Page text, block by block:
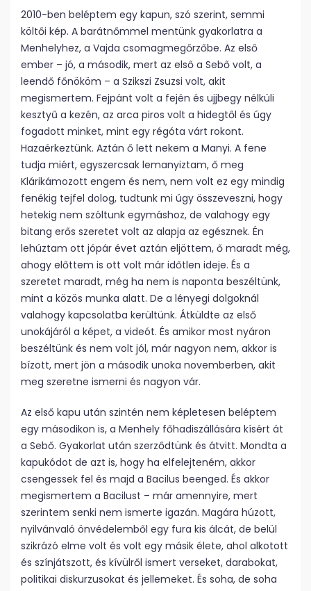
2010-ben beléptem egy kapun, szó szerint, semmi
költői kép. A barátnőmmel mentünk gyakorlatra a
Menhelyhez, a Vajda csomagmegőrzőbe. Az első
ember – jó, a második, mert az első a Sebő volt, a
leendő főnököm – a Szikszi Zsuzsi volt, akit
megismertem. Fejpánt volt a fején és ujjbegy nélküli
kesztyű a kezén, az arca piros volt a hidegtől és úgy
fogadott minket, mint egy régóta várt rokont.
Hazaérkeztünk. Aztán ő lett nekem a Manyi. A fene
tudja miért, egyszercsak lemanyiztam, ő meg
Klárikámozott engem és nem, nem volt ez egy mindig
fenékig tejfel dolog, tudtunk mi úgy összeveszni, hogy
hetekig nem szóltunk egymáshoz, de valahogy egy
bitang erős szeretet volt az alapja az egésznek. Én
lehúztam ott jópár évet aztán eljöttem, ő maradt még,
ahogy előttem is ott volt már időtlen ideje. És a
szeretet maradt, még ha nem is naponta beszéltünk,
mint a közös munka alatt. De a lényegi dolgoknál
valahogy kapcsolatba kerültünk. Átküldte az első
unokájáról a képet, a videót. És amikor most nyáron
beszéltünk és nem volt jól, már nagyon nem, akkor is
bízott, mert jön a második unoka novemberben, akit
meg szeretne ismerni és nagyon vár.
Az első kapu után szintén nem képletesen beléptem
egy másodikon is, a Menhely főhadiszállására kísért át
a Sebő. Gyakorlat után szerződtünk és átvitt. Mondta a
kapukódot de azt is, hogy ha elfelejteném, akkor
csengessek fel és majd a Bacilus beenged. És akkor
megismertem a Bacilust – már amennyire, mert
szerintem senki nem ismerte igazán. Magára húzott,
nyilvánvaló önvédelemből egy fura kis álcát, de belül
szikrázó elme volt és volt egy másik élete, ahol alkotott
és színjátszott, és kívülről ismert verseket, darabokat,
politikai diskurzusokat és jellemeket. És soha, de soha